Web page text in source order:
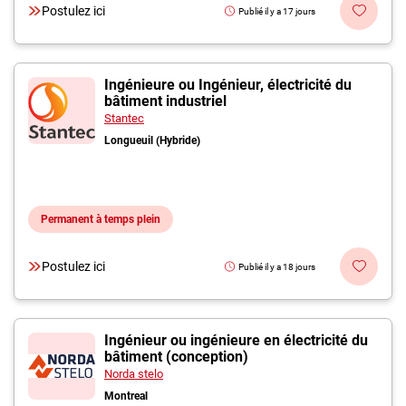
Postulez ici Publié il y a 17 jours
Ingénieure ou Ingénieur, électricité du
bâtiment industriel
Stantec
Longueuil (Hybride)
Permanent à temps plein
Postulez ici Publié il y a 18 jours
Ingénieur ou ingénieure en électricité du
bâtiment (conception)
Norda stelo
Montreal